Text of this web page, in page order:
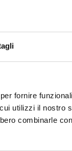
fornire
utilizzi il nostro
combinarle
ostilità
una
sicurezza.
hanno
considerati
dei diritti